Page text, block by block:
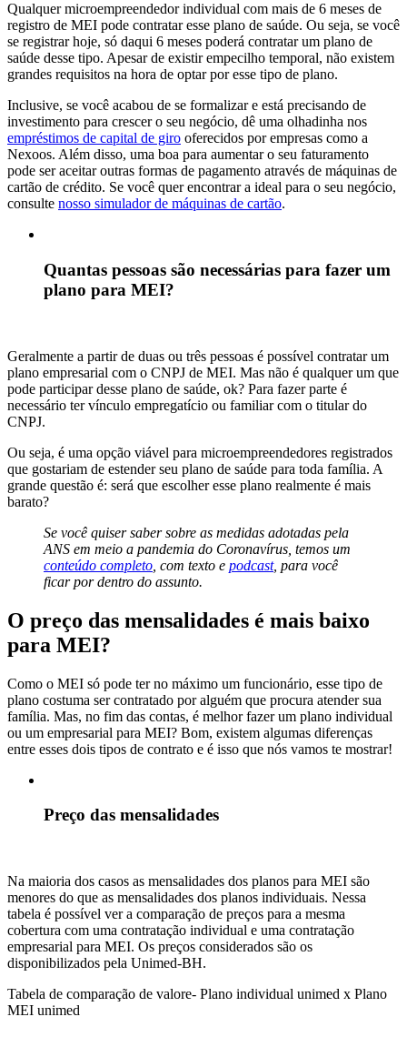
Qualquer microempreendedor individual com mais de 6 meses de
registro de MEI pode contratar esse plano de saúde. Ou seja, se você
se registrar hoje, só daqui 6 meses poderá contratar um plano de
saúde desse tipo. Apesar de existir empecilho temporal, não existem
grandes requisitos na hora de optar por esse tipo de plano.
Inclusive, se você acabou de se formalizar e está precisando de
investimento para crescer o seu negócio, dê uma olhadinha nos
empréstimos de capital de giro oferecidos por empresas como a
Nexoos. Além disso, uma boa para aumentar o seu faturamento
pode ser aceitar outras formas de pagamento através de máquinas de
cartão de crédito. Se você quer encontrar a ideal para o seu negócio,
consulte nosso simulador de máquinas de cartão.
Quantas pessoas são necessárias para fazer um
plano para MEI?
Geralmente a partir de duas ou três pessoas é possível contratar um
plano empresarial com o CNPJ de MEI. Mas não é qualquer um que
pode participar desse plano de saúde, ok? Para fazer parte é
necessário ter vínculo empregatício ou familiar com o titular do
CNPJ.
Ou seja, é uma opção viável para microempreendedores registrados
que gostariam de estender seu plano de saúde para toda família. A
grande questão é: será que escolher esse plano realmente é mais
barato?
Se você quiser saber sobre as medidas adotadas pela
ANS em meio a pandemia do Coronavírus, temos um
conteúdo completo , com texto e podcast, para você
ficar por dentro do assunto.
O preço das mensalidades é mais baixo
para MEI?
Como o MEI só pode ter no máximo um funcionário, esse tipo de
plano costuma ser contratado por alguém que procura atender sua
família. Mas, no fim das contas, é melhor fazer um plano individual
ou um empresarial para MEI? Bom, existem algumas diferenças
entre esses dois tipos de contrato e é isso que nós vamos te mostrar!
Preço das mensalidades
Na maioria dos casos as mensalidades dos planos para MEI são
menores do que as mensalidades dos planos individuais. Nessa
tabela é possível ver a comparação de preços para a mesma
cobertura com uma contratação individual e uma contratação
empresarial para MEI. Os preços considerados são os
disponibilizados pela Unimed-BH.
Tabela de comparação de valore- Plano individual unimed x Plano
MEI unimed